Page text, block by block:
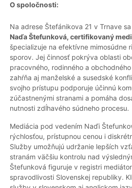
O spoločnosti:
Na adrese Štefánikova 21 v Trnave
Naďa Štefunková, certifikovaný
špecializuje na efektívne mimosúdne
sporov. Jej činnosť pokrýva oblasti
pracovného, rodinného a
zahŕňa aj manželské a susedské
svojho prístupu podporuje účinnú
zúčastnenými stranami a pomáha
nutnosti zdĺhavého súdneho procesu.
Mediácia pod vedením Naďi
rýchlosťou, prístupnou cenou i
Služby umožňujú udržanie lepších
stranám väčšiu kontrolu nad
Štefunková figuruje v registri
spravodlivosti Slovenskej republiky.